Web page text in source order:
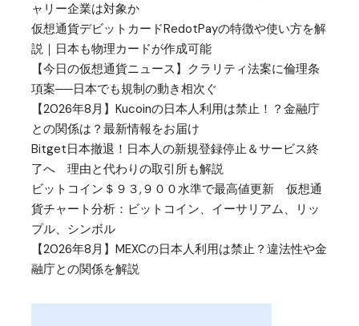
ャリー企業は対象か
仮想通貨デビットカードRedotPayの特徴や使い方を解
説｜日本も物理カードが作成可能
【今日の仮想通貨ニュース】クラリティ法案に倫理条
項案──日本でも規制の動き相次ぐ
【2026年8月】Kucoinの日本人利用は禁止！？金融庁
との関係は？最新情報をお届け
Bitget日本撤退！日本人の新規登録停止＆サービス終
了へ 理由と代わりの取引所も解説
ビットコイン＄９３,９００水準で最高値更新 仮想通
貨チャート分析：ビットコイン、イーサリアム、リッ
プル、シンボル
【2026年8月】MEXCの日本人利用は禁止？違法性や金
融庁との関係を解説